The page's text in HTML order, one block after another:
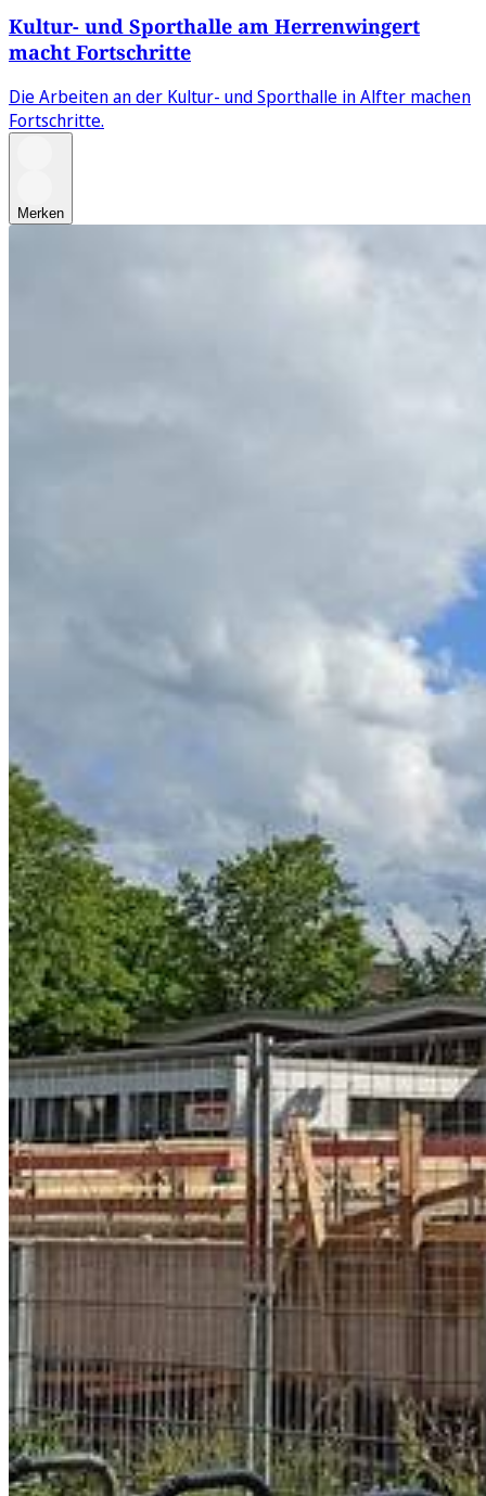
Kultur- und Sporthalle am Herrenwingert
macht Fortschritte
Die Arbeiten an der Kultur- und Sporthalle in Alfter machen
Fortschritte.
Merken